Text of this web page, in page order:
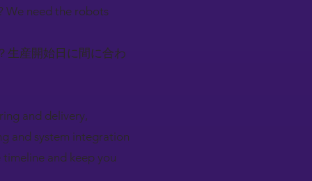
We need the robots
生産開始日に間に合わ
and delivery,
and system integration
and keep you